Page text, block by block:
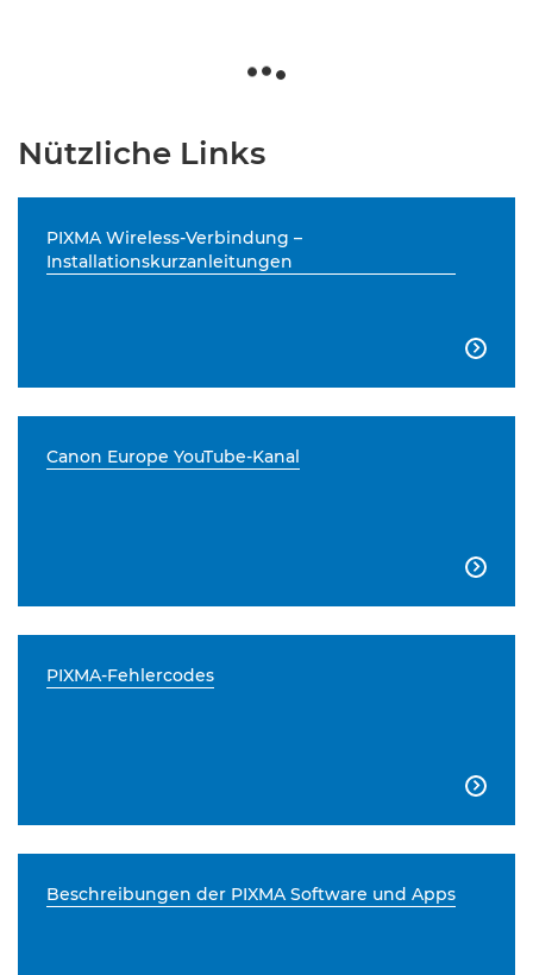
Nützliche Links
PIXMA Wireless-Verbindung –
Installationskurzanleitungen

Canon Europe YouTube-Kanal

PIXMA-Fehlercodes

Beschreibungen der PIXMA Software und Apps